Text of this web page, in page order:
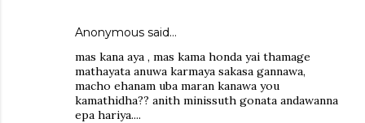
Anonymous said…
mas kana aya , mas kama honda yai thamage
mathayata anuwa karmaya sakasa gannawa,
macho ehanam uba maran kanawa you
kamathidha?? anith minissuth gonata andawanna
epa hariya....